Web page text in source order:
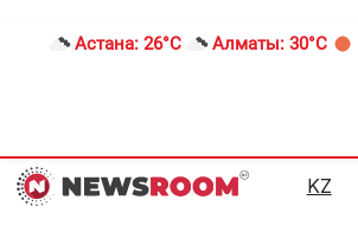
Астана: 26°C Алматы: 30°C
KZ